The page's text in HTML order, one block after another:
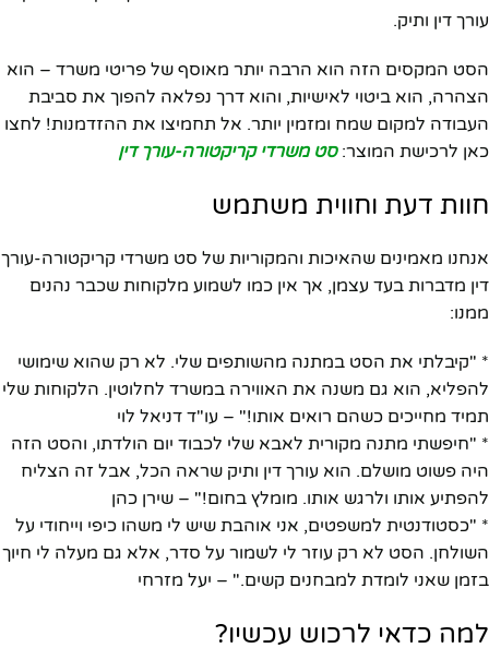
עורך דין ותיק.
הסט המקסים הזה הוא הרבה יותר מאוסף של פריטי משרד – הוא
הצהרה, הוא ביטוי לאישיות, והוא דרך נפלאה להפוך את סביבת
העבודה למקום שמח ומזמין יותר. אל תחמיצו את ההזדמנות! לחצו
כאן לרכישת המוצר:סט משרדי קריקטורה-עורך דין
חוות דעת וחווית משתמש
אנחנו מאמינים שהאיכות והמקוריות של סט משרדי קריקטורה-עורך
דין מדברות בעד עצמן, אך אין כמו לשמוע מלקוחות שכבר נהנים
ממנו:
* "קיבלתי את הסט במתנה מהשותפים שלי. לא רק שהוא שימושי
להפליא, הוא גם משנה את האווירה במשרד לחלוטין. הלקוחות שלי
תמיד מחייכים כשהם רואים אותו!" – עו"ד דניאל לוי
* "חיפשתי מתנה מקורית לאבא שלי לכבוד יום הולדתו, והסט הזה
היה פשוט מושלם. הוא עורך דין ותיק שראה הכל, אבל זה הצליח
להפתיע אותו ולרגש אותו. מומלץ בחום!" – שירן כהן
* "כסטודנטית למשפטים, אני אוהבת שיש לי משהו כיפי וייחודי על
השולחן. הסט לא רק עוזר לי לשמור על סדר, אלא גם מעלה לי חיוך
בזמן שאני לומדת למבחנים קשים." – יעל מזרחי
למה כדאי לרכוש עכשיו?